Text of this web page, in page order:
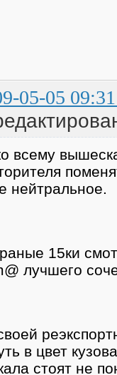
05-05
всему
нейтральное.
15ки
лучшего
в цвет
стоят не